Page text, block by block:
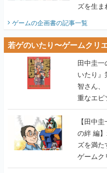
ズを生
ゲームの企画書の記事一覧
若ゲのいたり〜ゲームクリ
田中圭
いたり
智さん
重なエピ
【田中圭
の絆 編
ズを満た
ゲームク
【若ゲの